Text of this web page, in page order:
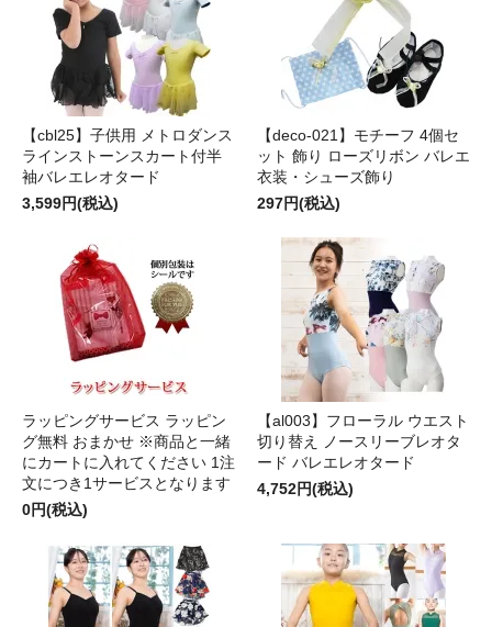
【cbl25】子供用 メトロダンス
ラインストーンスカート付半
袖バレエレオタード
3,599円(税込)
【deco-021】モチーフ 4個セ
ット 飾り ローズリボン バレエ
衣装・シューズ飾り
297円(税込)
ラッピングサービス ラッピン
グ無料 おまかせ ※商品と一緒
にカートに入れてください 1注
文につき1サービスとなります
0円(税込)
【al003】フローラル ウエスト
切り替え ノースリーブレオタ
ード バレエレオタード
4,752円(税込)